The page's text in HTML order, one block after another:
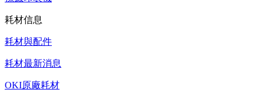
耗材信息
耗材與配件
耗材最新消息
OKI原廠耗材